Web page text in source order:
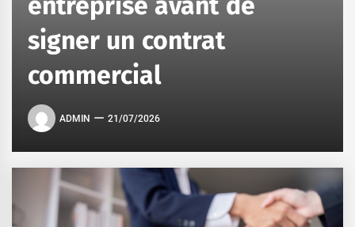
signer un contrat
commercial
ADMIN 21/07/2026